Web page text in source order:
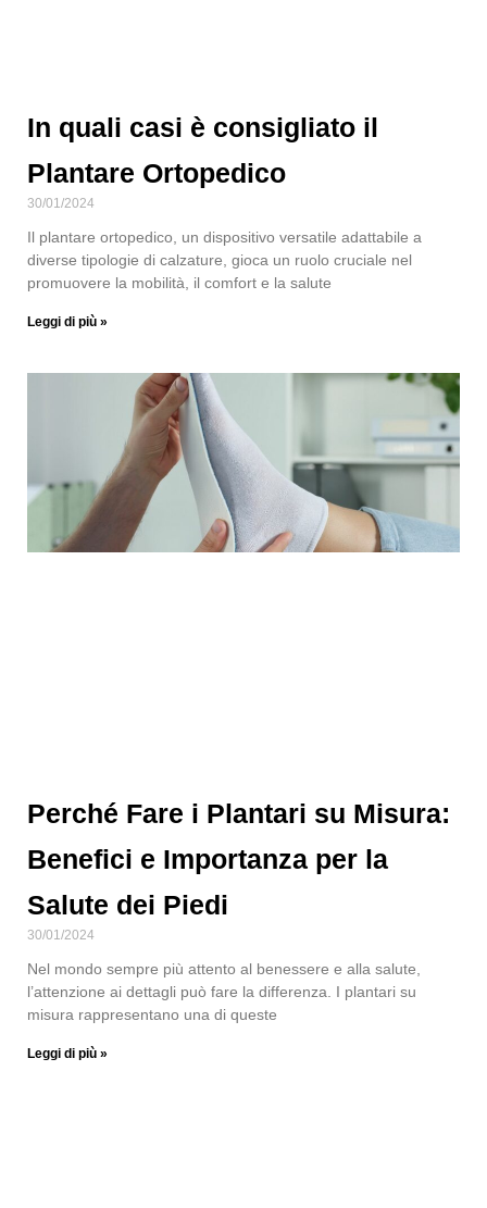
In quali casi è consigliato il
Plantare Ortopedico
30/01/2024
Il plantare ortopedico, un dispositivo versatile adattabile a
diverse tipologie di calzature, gioca un ruolo cruciale nel
promuovere la mobilità, il comfort e la salute
Leggi di più »
Perché Fare i Plantari su Misura:
Benefici e Importanza per la
Salute dei Piedi
30/01/2024
Nel mondo sempre più attento al benessere e alla salute,
l’attenzione ai dettagli può fare la differenza. I plantari su
misura rappresentano una di queste
Leggi di più »